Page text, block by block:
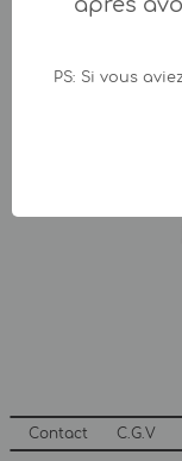
Contact C.G.V
PS: Si vous